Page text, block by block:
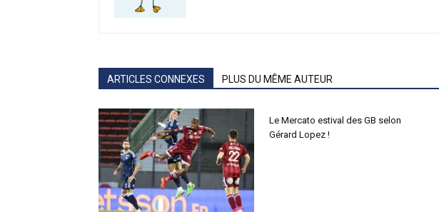
ARTICLES CONNEXES PLUS DU MÊME AUTEUR
Le Mercato estival des GB selon
Gérard Lopez !